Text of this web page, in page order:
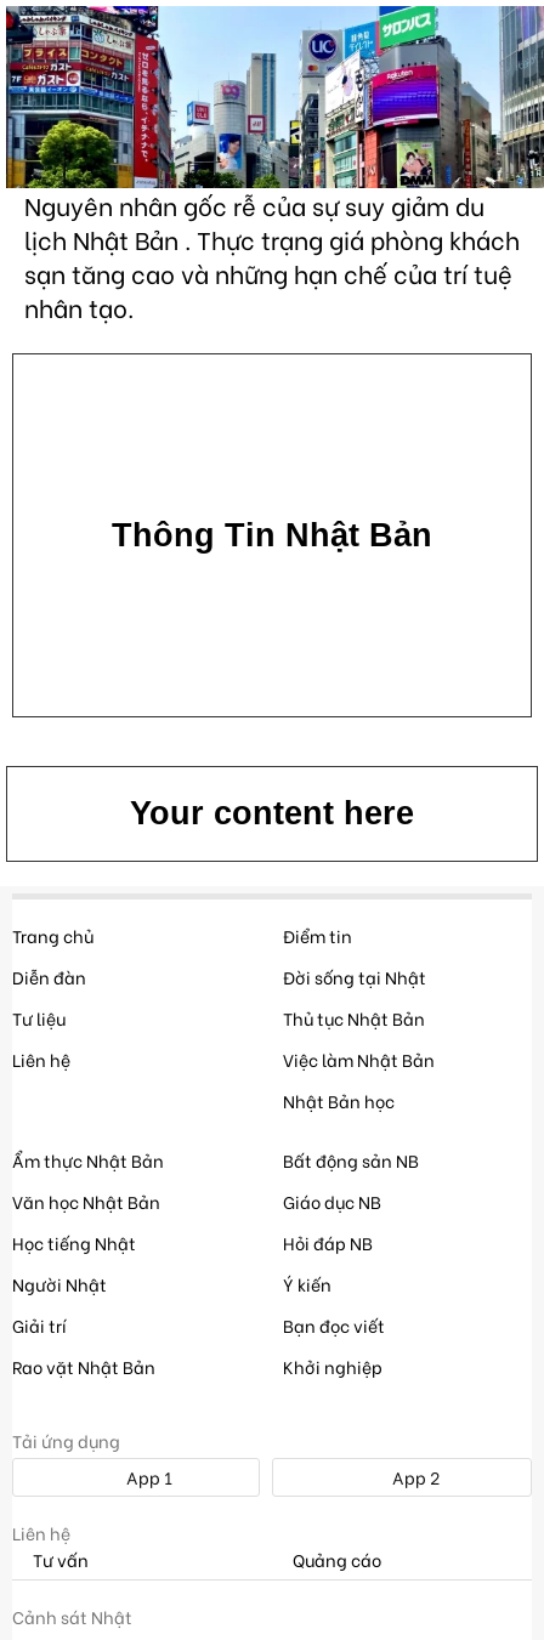
Nguyên nhân gốc rễ của sự suy giảm du
lịch Nhật Bản . Thực trạng giá phòng khách
sạn tăng cao và những hạn chế của trí tuệ
nhân tạo.
Thông Tin Nhật Bản
Your content here
Trang chủ
Diễn đàn
Tư liệu
Liên hệ
Điểm tin
Đời sống tại Nhật
Thủ tục Nhật Bản
Việc làm Nhật Bản
Nhật Bản học
Ẩm thực Nhật Bản
Văn học Nhật Bản
Học tiếng Nhật
Người Nhật
Giải trí
Rao vặt Nhật Bản
Bất động sản NB
Giáo dục NB
Hỏi đáp NB
Ý kiến
Bạn đọc viết
Khởi nghiệp
Tải ứng dụng
App 1
App 2
Liên hệ
Tư vấn
Quảng cáo
Cảnh sát Nhật